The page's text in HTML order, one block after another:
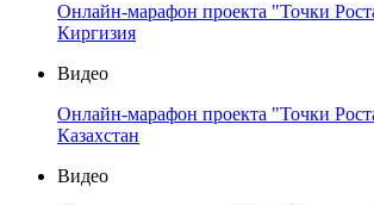
Онлайн-марафон проекта "Точки
Киргизия
Видео
Онлайн-марафон проекта "Точки
Казахстан
Видео